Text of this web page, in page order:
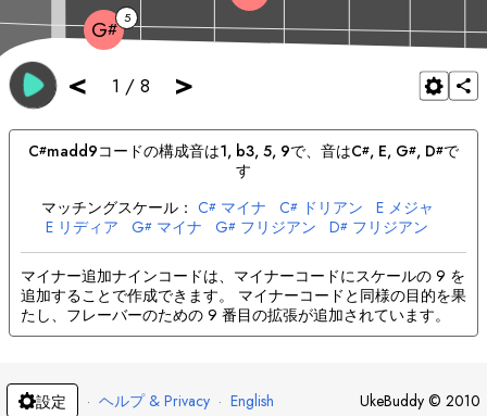
< 1 / 8 >
G# 5
C#madd9コードの構成音は1, b3, 5, 9で、音はC#, E, G#, D#で
す
マッチングスケール： C# マイナ C# ドリアン E メジャ
E リディア G# マイナ G# フリジアン D# フリジアン
D ロクリアン
マイナー追加ナインコードは、マイナーコードにスケールの 9 を
追加することで作成できます。 マイナーコードと同様の目的を果
たし、フレーバーのための 9 番目の拡張が追加されています。
設定 · ヘルプ & Privacy · English UkeBuddy © 2010